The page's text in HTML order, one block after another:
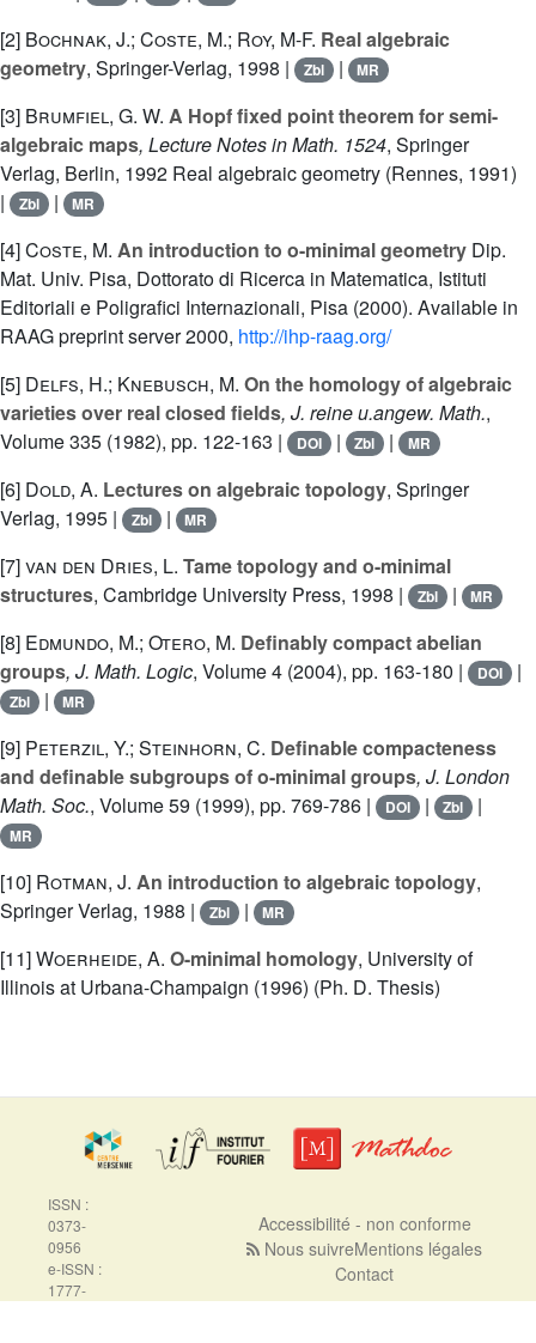
[2] Bochnak, J.; Coste, M.; Roy, M-F. Real algebraic
geometry, Springer-Verlag, 1998 | Zbl | MR
[3] Brumfiel, G. W. A Hopf fixed point theorem for semi-
algebraic maps, Lecture Notes in Math. 1524, Springer
Verlag, Berlin, 1992 Real algebraic geometry (Rennes, 1991)
|
Zbl | MR
[4]Coste, M. An introduction to o-minimal geometry Dip.
Mat. Univ. Pisa, Dottorato di Ricerca in Matematica, Istituti
Editoriali e Poligrafici Internazionali, Pisa (2000). Available in
RAAG preprint server 2000, http://ihp-raag.org/
[5] Delfs, H.; Knebusch, M. On the homology of algebraic
varieties over real closed fields, J. reine u.angew. Math.,
Volume 335 (1982), pp. 122-163 | DOI | Zbl | MR
[6] Dold, A. Lectures on algebraic topology, Springer
Verlag, 1995 |
Zbl | MR
[7]van den Dries, L. Tame topology and o-minimal
structures, Cambridge University Press, 1998 | Zbl | MR
[8] Edmundo, M.; Otero, M. Definably compact abelian
groups, J. Math. Logic, Volume 4 (2004), pp. 163-180 | DOI |
Zbl | MR
[9] Peterzil, Y.; Steinhorn, C. Definable compacteness
and definable subgroups of o-minimal groups, J. London
Math. Soc., Volume 59 (1999), pp. 769-786 | DOI | Zbl |
MR
[10] Rotman, J. An introduction to algebraic topology,
Springer Verlag, 1988 |
Zbl | MR
[11]Woerheide, A. O-minimal homology, University of
Illinois at Urbana-Champaign (1996) (Ph. D. Thesis)
ISSN :
0373-
0956
e-ISSN :
1777-
Accessibilité - non conforme
Nous suivreMentions légales
Contact